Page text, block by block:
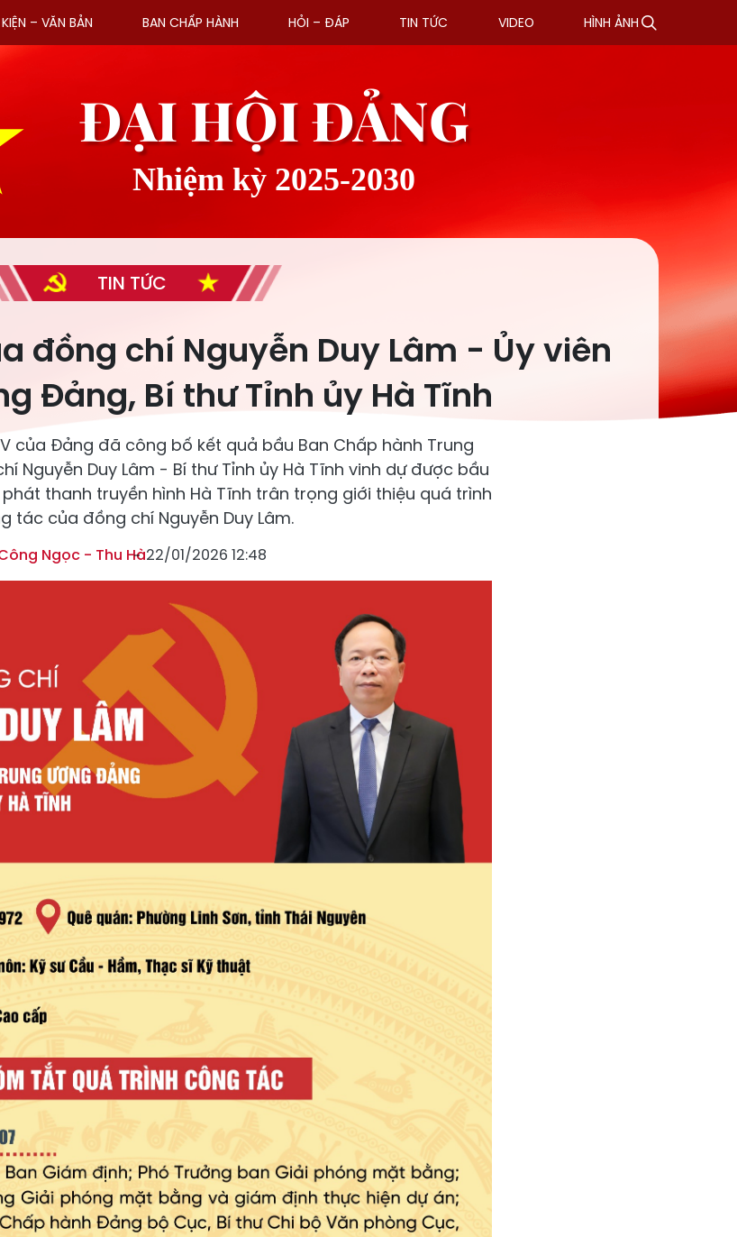
– VĂN BẢN BAN CHẤP HÀNH HỎI – ĐÁP TIN TỨC VIDEO HÌNH ẢNH
ĐẠI HỘI ĐẢNG
Nhiệm kỳ 2025-2030
TIN TỨC
đồng chí Nguyễn Duy Lâm - Ủy viên
Đảng, Bí thư Tỉnh ủy Hà Tĩnh
của Đảng đã công bố kết quả bầu Ban Chấp hành Trung
Nguyễn Duy Lâm - Bí thư Tỉnh ủy Hà Tĩnh vinh dự được bầu
thanh truyền hình Hà Tĩnh trân trọng giới thiệu quá trình
tác của đồng chí Nguyễn Duy Lâm.
Ngọc - Thu Hà22/01/2026 12:48